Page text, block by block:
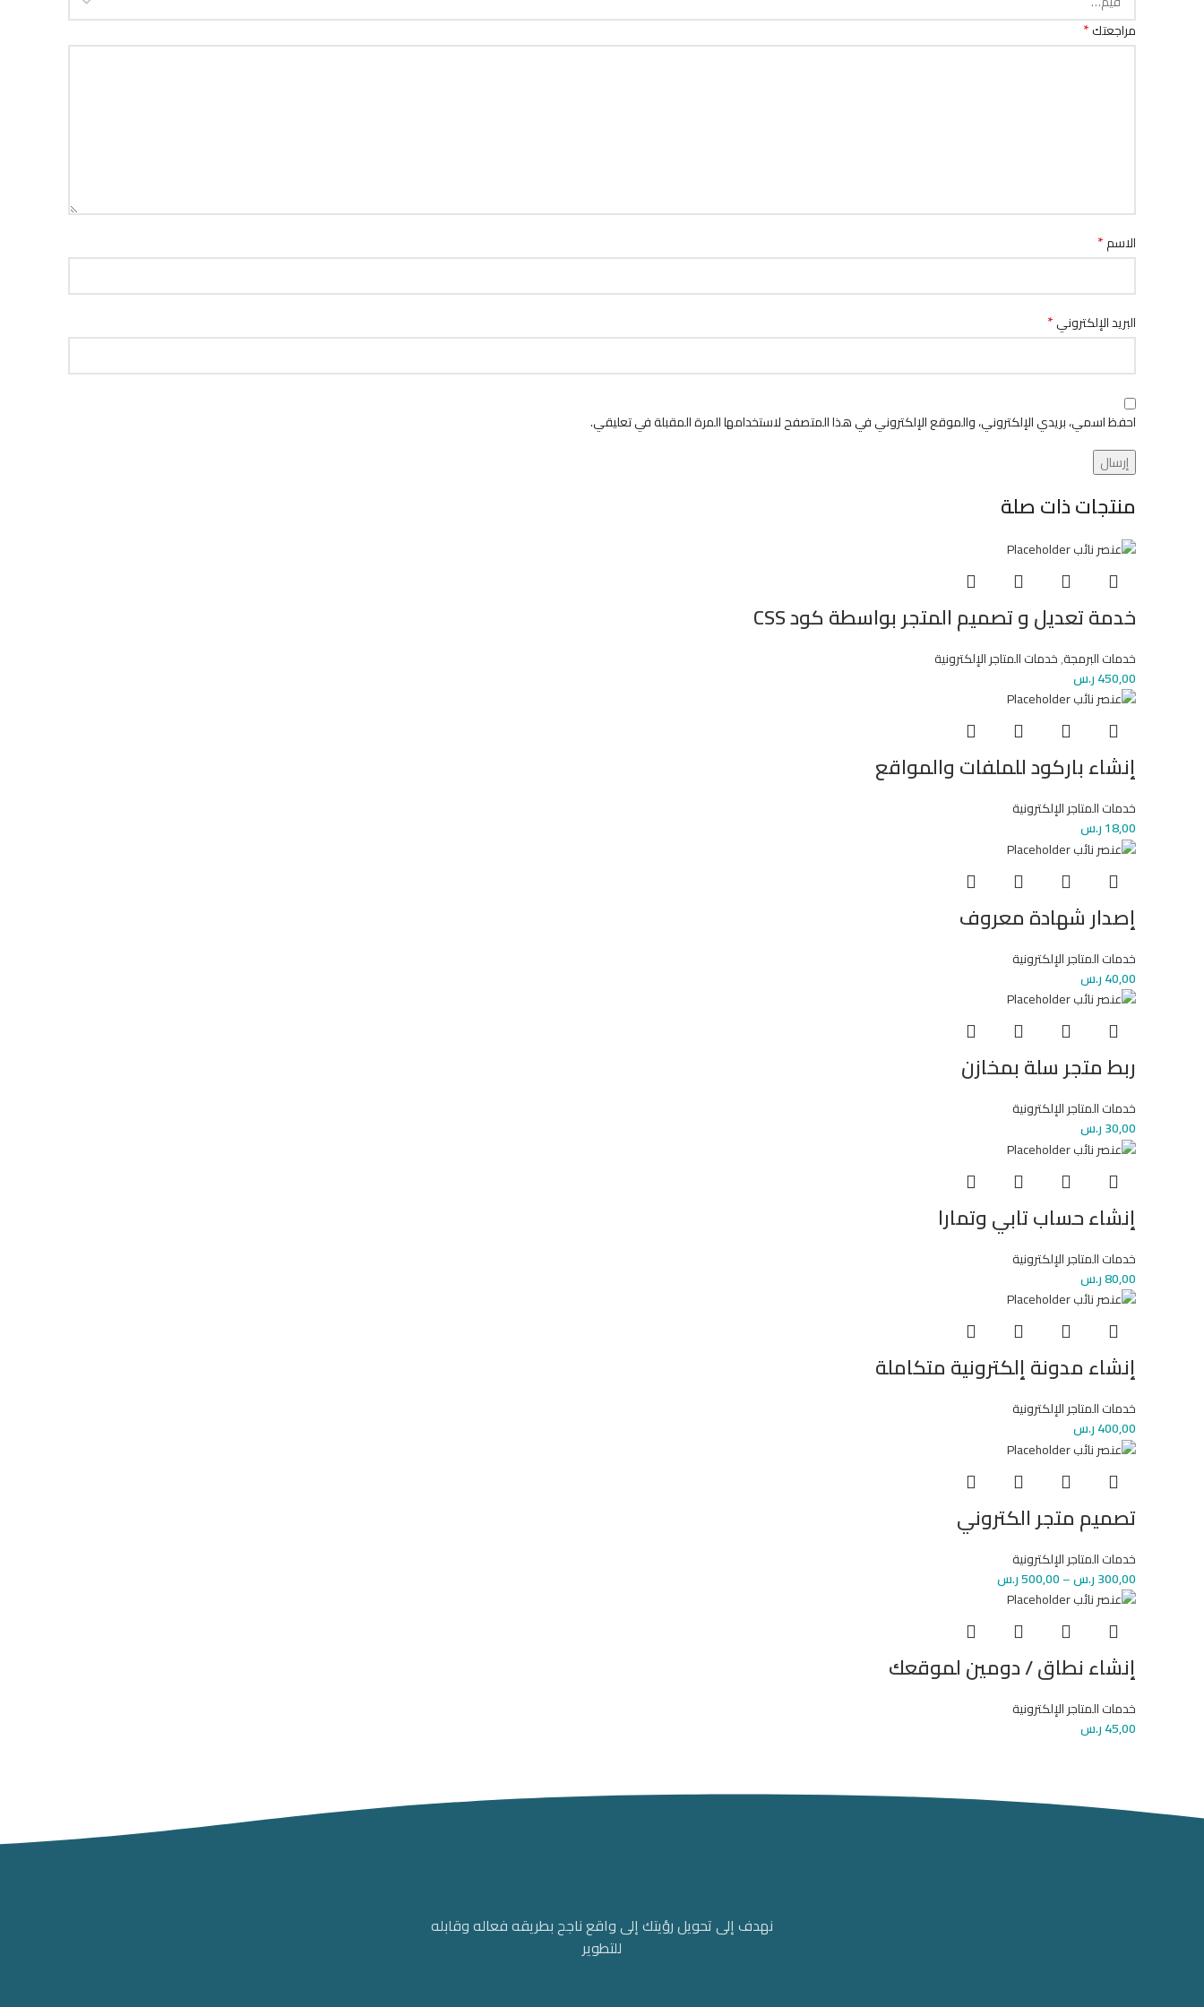
مراجعتك*
الاسم*
البريد الإلكتروني*
احفظ اسمي، بريدي الإلكتروني، والموقع الإلكتروني في هذا المتصفح لاستخدامها المرة المقبلة في تعليقي.
منتجات ذات صلة
خدمة تعديل و تصميم المتجر بواسطة كود CSS
خدمات البرمجة,خدمات المتاجر الإلكترونية
450,00ر.س
إنشاء باركود للملفات والمواقع
خدمات المتاجر الإلكترونية
18,00ر.س
إصدار شهادة معروف
خدمات المتاجر الإلكترونية
40,00ر.س
ربط متجر سلة بمخازن
خدمات المتاجر الإلكترونية
30,00ر.س
إنشاء حساب تابي وتمارا
خدمات المتاجر الإلكترونية
80,00ر.س
إنشاء مدونة إلكترونية متكاملة
خدمات المتاجر الإلكترونية
400,00ر.س
تصميم متجر الكتروني
خدمات المتاجر الإلكترونية
300,00ر.س–
500,00ر.س
إنشاء نطاق / دومين لموقعك
خدمات المتاجر الإلكترونية
45,00ر.س
نهدف إلى تحويل رؤيتك إلى واقع ناجح بطريقه فعاله وقابله
للتطوير